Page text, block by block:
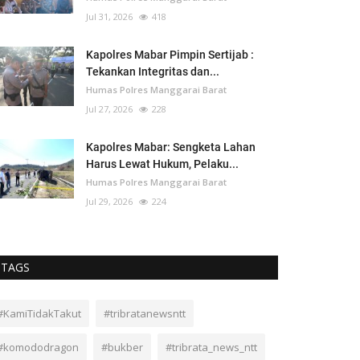
Jul 31, 2026
418
Kapolres Mabar Pimpin Sertijab :
Tekankan Integritas dan...
Humas Polres Manggarai Barat
Jul 27, 2026
228
Kapolres Mabar: Sengketa Lahan
Harus Lewat Hukum, Pelaku...
Humas Polres Manggarai Barat
Jul 29, 2026
224
TAGS
#tribratanewsntt
#bukber #tribrata_news_ntt